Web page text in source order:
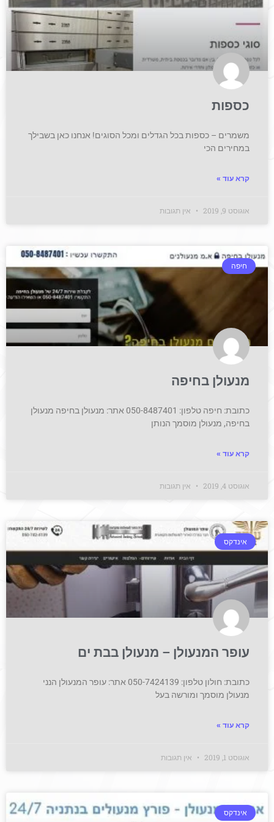
כספות
משמרים – כספות בכל הגדלים ומכל הסוגים! אנחנו כאן בשבילך
במחירים הכי
קרא עוד »
אוגוסט 9, 2019 אין תגובות
חיפה
מנעולן בחיפה
כתובת: חיפה טלפון: 050-8487401 אתר: מנעולן בחיפה מנעולן
בחיפה, מנעולן מוסמך הנותן
קרא עוד »
אוגוסט 4, 2019 אין תגובות
אינדקס
עופר המנעולן – מנעולן בבת ים
כתובת: חולון טלפון: 050-7424139 אתר: עופר המנעולן הנני
מנעולן מוסמך ומורשה בעל
קרא עוד »
אוגוסט 1, 2019 אין תגובות
אינדקס